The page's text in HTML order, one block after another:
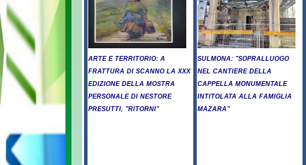
ARTE E TERRITORIO: A
FRATTURA DI SCANNO LA XXX
EDIZIONE DELLA MOSTRA
PERSONALE DI NESTORE
PRESUTTI, "RITORNI"
SULMONA: "SOPRALLUOGO
NEL CANTIERE DELLA
CAPPELLA MONUMENTALE
INTITOLATA ALLA FAMIGLIA
MAZARA"